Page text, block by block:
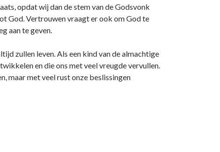
opdat wij dan de stem van de Godsvonk
God. Vertrouwen vraagt er ook om God te
aan te geven.
zullen leven. Als een kind van de almachtige
en die ons met veel vreugde vervullen.
maar met veel rust onze beslissingen